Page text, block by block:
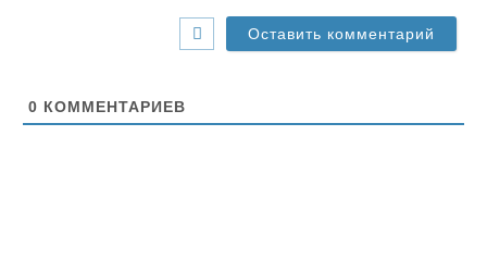
0 КОММЕНТАРИЕВ